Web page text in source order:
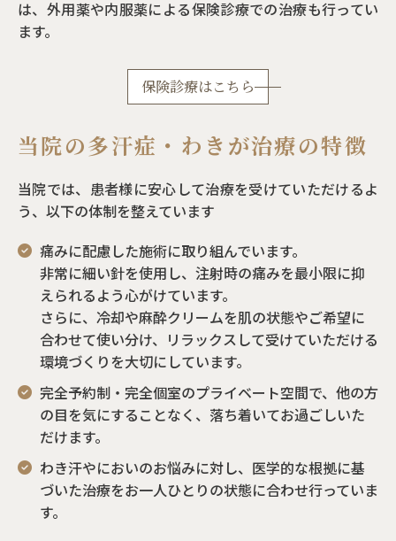
は、外用薬や内服薬による保険診療での治療も行ってい
ます。
保険診療はこちら
当院の多汗症・わきが治療の特徴
当院では、患者様に安心して治療を受けていただけるよ
う、以下の体制を整えています
痛みに配慮した施術に取り組んでいます。
非常に細い針を使用し、注射時の痛みを最小限に抑
えられるよう心がけています。
さらに、冷却や麻酔クリームを肌の状態やご希望に
合わせて使い分け、リラックスして受けていただける
環境づくりを大切にしています。
完全予約制・完全個室のプライベート空間で、他の方
の目を気にすることなく、落ち着いてお過ごしいた
だけます。
わき汗やにおいのお悩みに対し、医学的な根拠に基
づいた治療をお一人ひとりの状態に合わせ行っていま
す。